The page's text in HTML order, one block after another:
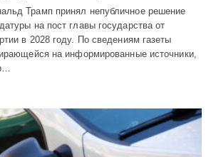
Трамп принял непубличное решение
на пост главы государства от
в 2028 году. По сведениям газеты
на информированные источники,